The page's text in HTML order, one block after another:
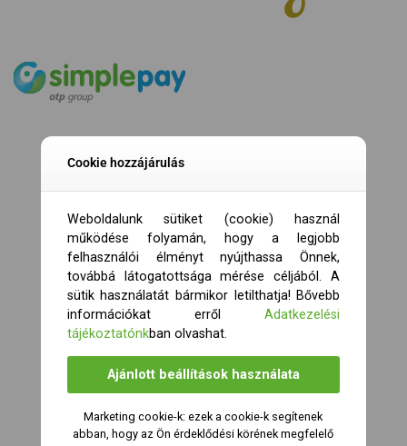
Cookie hozzájárulás
Weboldalunk sütiket (cookie) használ
működése folyamán, hogy a legjobb
felhasználói élményt nyújthassa Önnek,
továbbá látogatottsága mérése céljából. A
sütik használatát bármikor letilthatja! Bővebb
információkat errőlAdatkezelési
tájékoztatónkban olvashat.
Ajánlott beállítások használata
Marketing cookie-k: ezek a cookie-k segítenek
abban, hogy az Ön érdeklődési körének megfelelő